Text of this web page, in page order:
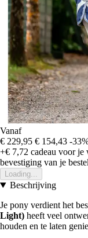
Vanaf
€ 229,95 € 154,43 -
+€ 7,72 cadeau voor je
bevestiging van je
Loading...
Beschrijving
Je pony verdient het
Light) heeft veel
houden en te laten